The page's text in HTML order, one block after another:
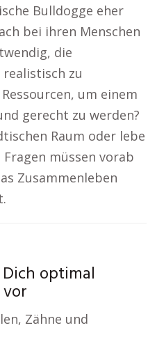
Bulldogge eher
bei ihren Menschen
die
zu
um einem
gerecht zu werden?
Raum oder lebe
Fragen müssen vorab
Zusammenleben
optimal
Zähne und